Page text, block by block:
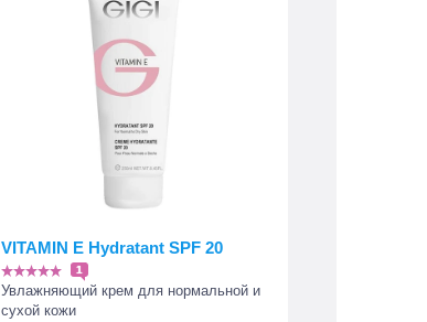
VITAMIN E Hydratant SPF 20
1
Увлажняющий крем для нормальной и
сухой кожи